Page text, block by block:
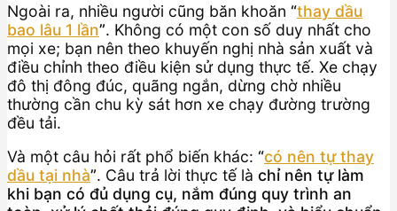
Ngoài ra, nhiều người cũng băn khoăn “thay dầu
bao lâu 1 lần”. Không có một con số duy nhất cho
mọi xe; bạn nên theo khuyến nghị nhà sản xuất và
điều chỉnh theo điều kiện sử dụng thực tế. Xe chạy
đô thị đông đúc, quãng ngắn, dừng chờ nhiều
thường cần chu kỳ sát hơn xe chạy đường trường
đều tải.
Và một câu hỏi rất phổ biến khác: “có nên tự thay
dầu tại nhà”. Câu trả lời thực tế là chỉ nên tự làm
khi bạn có đủ dụng cụ, nắm đúng quy trình an